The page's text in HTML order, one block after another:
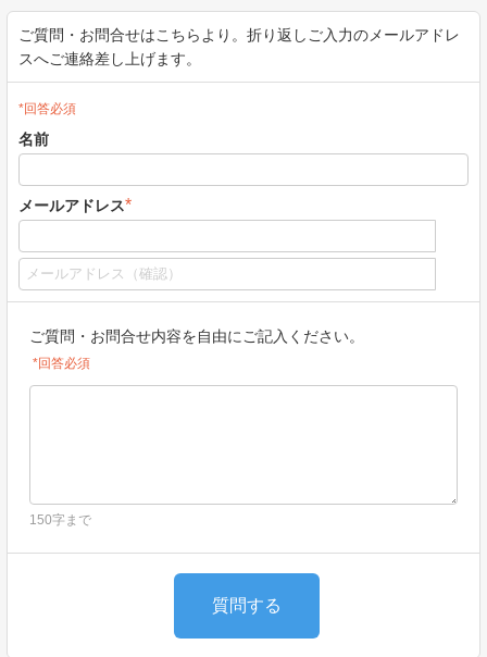
ご質問・お問合せはこちらより。折り返しご入力のメールアドレ
スへご連絡差し上げます。
*回答必須
名前
メールアドレス*
ご質問・お問合せ内容を自由にご記入ください。
*回答必須
150字まで
質問する